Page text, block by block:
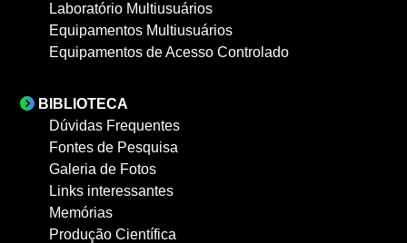
Laboratório Multiusuários
Equipamentos Multiusuários
Equipamentos de Acesso Controlado
BIBLIOTECA
Dúvidas Frequentes
Fontes de Pesquisa
Galeria de Fotos
Links interessantes
Memórias
Produção Científica